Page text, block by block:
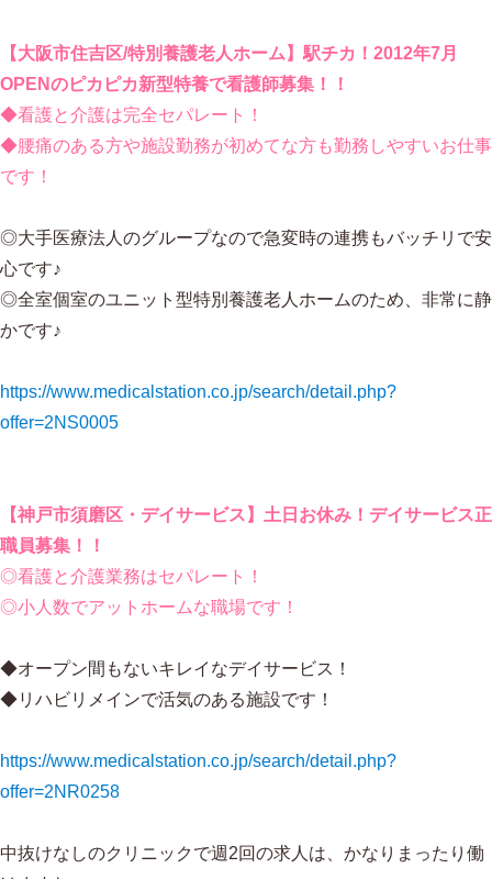
【大阪市住吉区/特別養護老人ホーム】駅チカ！2012年7月
OPENのピカピカ新型特養で看護師募集！！
◆看護と介護は完全セパレート！
◆腰痛のある方や施設勤務が初めてな方も勤務しやすいお仕事
です！
◎大手医療法人のグループなので急変時の連携もバッチリで安
心です♪
◎全室個室のユニット型特別養護老人ホームのため、非常に静
かです♪
https://www.medicalstation.co.jp/search/detail.php?
offer=2NS0005
【神戸市須磨区・デイサービス】土日お休み！デイサービス正
職員募集！！
◎看護と介護業務はセパレート！
◎小人数でアットホームな職場です！
◆オープン間もないキレイなデイサービス！
◆リハビリメインで活気のある施設です！
https://www.medicalstation.co.jp/search/detail.php?
offer=2NR0258
中抜けなしのクリニックで週2回の求人は、かなりまったり働